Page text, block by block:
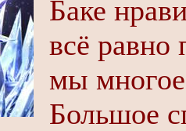
Баке
всё равно
мы
Большое